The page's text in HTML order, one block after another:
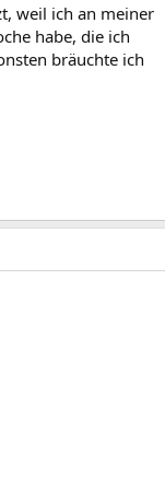
weil ich an meiner
habe, die ich
bräuchte ich